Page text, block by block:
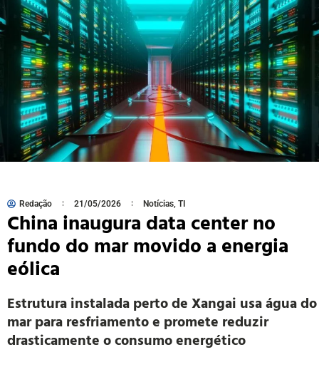
Redação 21/05/2026 Notícias, TI
China inaugura data center no
fundo do mar movido a energia
eólica
Estrutura instalada perto de Xangai usa água do
mar para resfriamento e promete reduzir
drasticamente o consumo energético